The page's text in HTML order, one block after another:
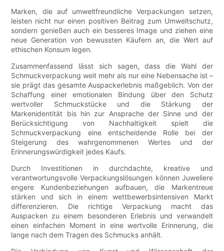
Marken, die auf umweltfreundliche Verpackungen setzen,
leisten nicht nur einen positiven Beitrag zum Umweltschutz,
sondern genießen auch ein besseres Image und ziehen eine
neue Generation von bewussten Käufern an, die Wert auf
ethischen Konsum legen.
Zusammenfassend lässt sich sagen, dass die Wahl der
Schmuckverpackung weit mehr als nur eine Nebensache ist –
sie prägt das gesamte Auspackerlebnis maßgeblich. Von der
Schaffung einer emotionalen Bindung über den Schutz
wertvoller Schmuckstücke und die Stärkung der
Markenidentität bis hin zur Ansprache der Sinne und der
Berücksichtigung von Nachhaltigkeit spielt die
Schmuckverpackung eine entscheidende Rolle bei der
Steigerung des wahrgenommenen Wertes und der
Erinnerungswürdigkeit jedes Kaufs.
Durch Investitionen in durchdachte, kreative und
verantwortungsvolle Verpackungslösungen können Juweliere
engere Kundenbeziehungen aufbauen, die Markentreue
stärken und sich in einem wettbewerbsintensiven Markt
differenzieren. Die richtige Verpackung macht das
Auspacken zu einem besonderen Erlebnis und verwandelt
einen einfachen Moment in eine wertvolle Erinnerung, die
lange nach dem Tragen des Schmucks anhält.